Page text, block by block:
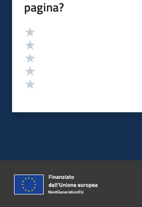
pagina?
Valutazione